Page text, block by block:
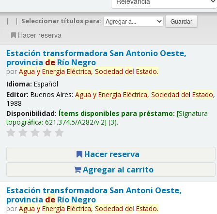
| | Seleccionar títulos para:
Hacer reserva
Estación transformadora San Antonio Oeste,
provincia deRío Negro
por Agua y Energía Eléctrica, Sociedad del Estado.
Idioma: Español
Editor: Buenos Aires: Agua y Energía Eléctrica, Sociedad del Estado,
1988
Disponibilidad: Ítems disponibles para préstamo: Signatura
topográfica: 621.374.5/A282/v.2 (3).
Hacer reserva
Agregar al carrito
Estación transformadora San Antoni Oeste,
provincia deRío Negro
por Agua y Energía Eléctrica, Sociedad del Estado.